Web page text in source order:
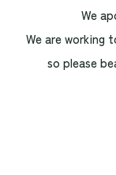
We
We are working
so please